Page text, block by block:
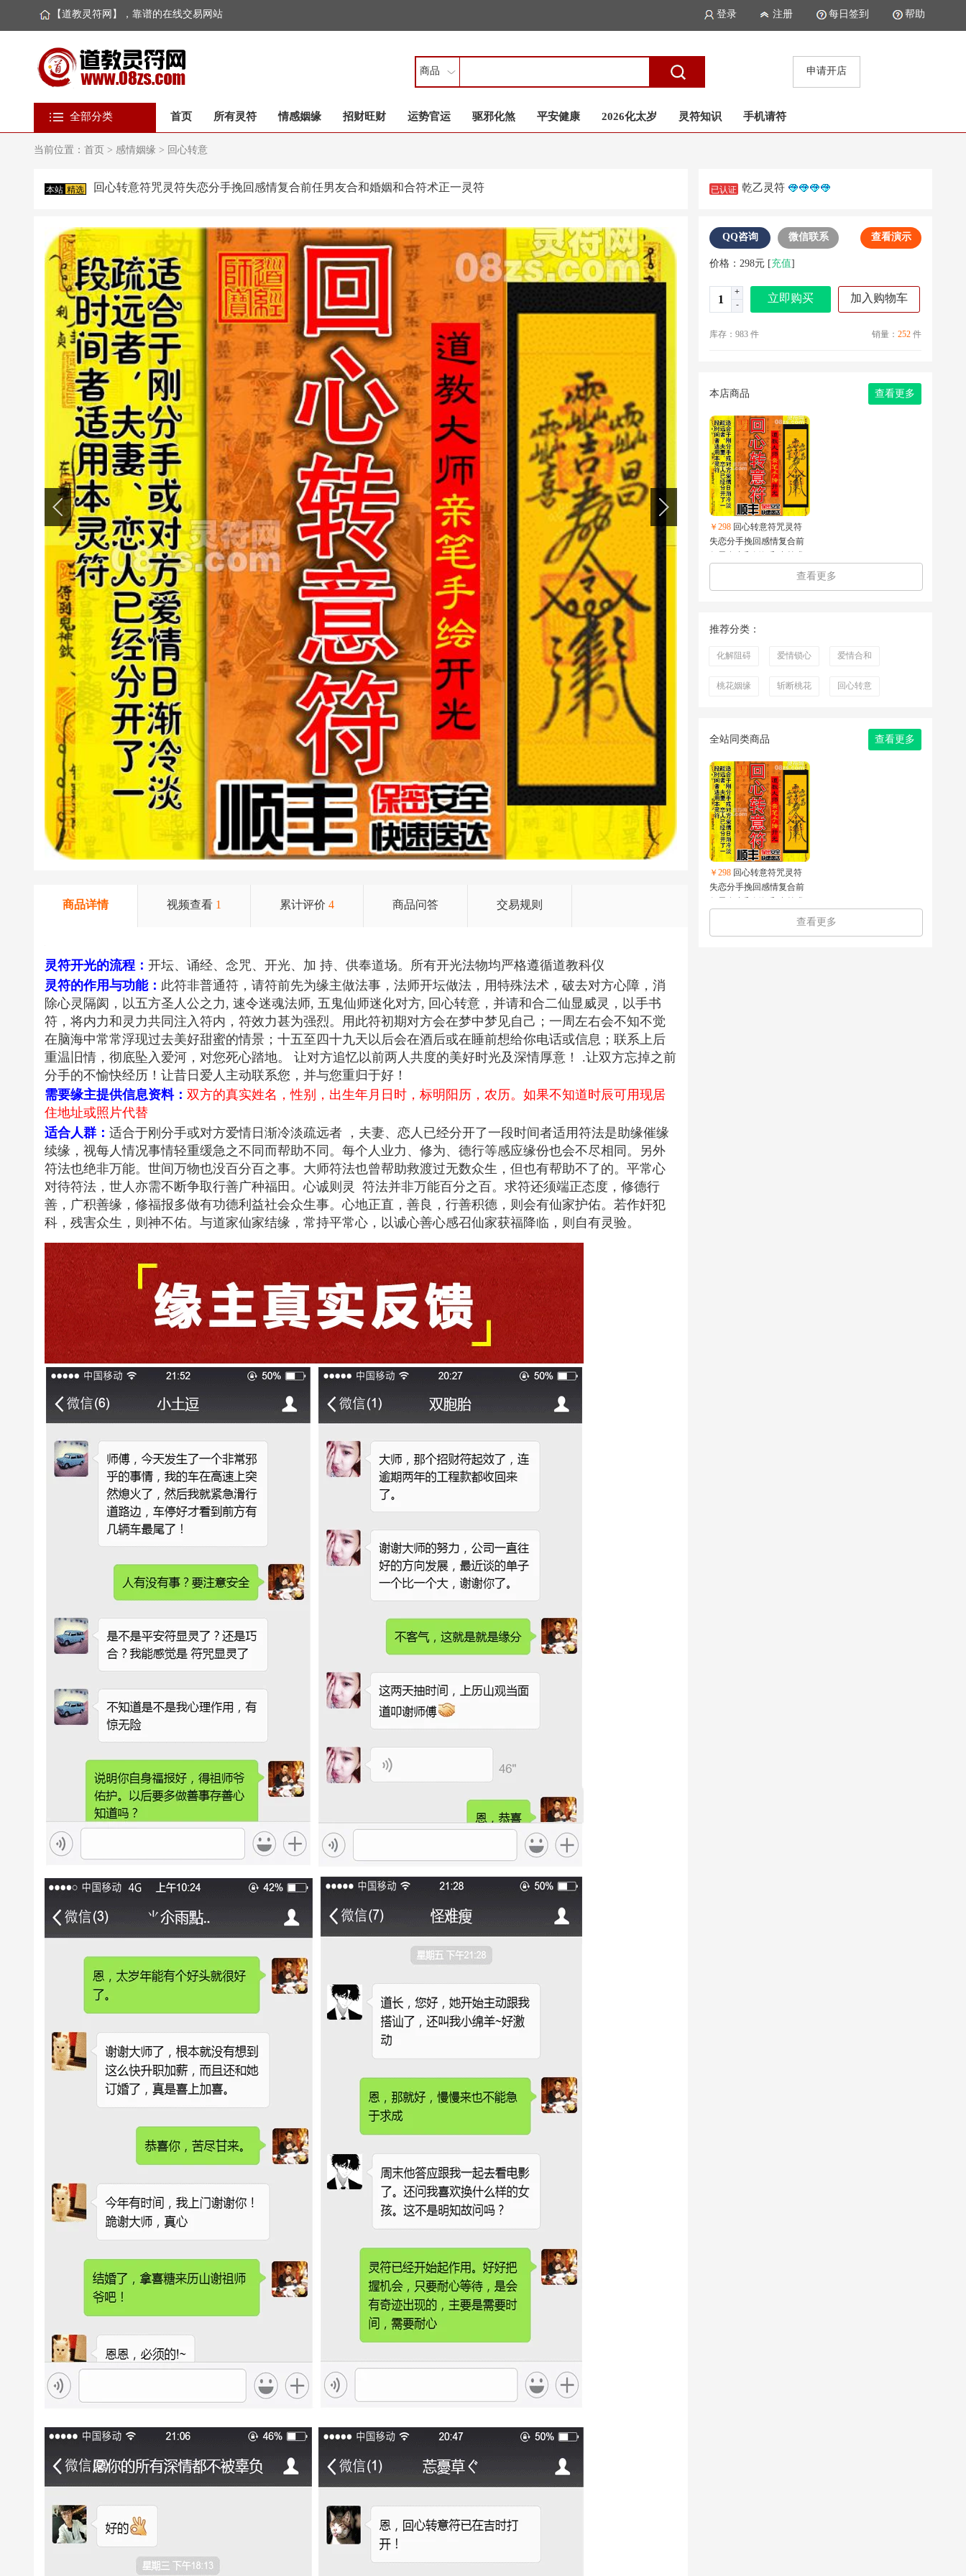
【道教灵符网】，靠谱的在线交易网站 帮助
每日签到
注册
登录
商品 申请开店
全部分类 首页 所有灵符 情感姻缘 招财旺财 运势官运 驱邪化煞 平安健康 2026化太岁 灵符知识 手机请符
当前位置： 首页 > 感情姻缘 > 回心转意
本站 精选 回心转意符咒灵符失恋分手挽回感情复合前任男友合和婚姻和合符术正一灵符 已认证 乾乙灵符
商品详情 视频查看 1 累计评价 4 商品问答 交易规则
灵符开光的流程： 开坛、诵经、念咒、开光、加 持、供奉道场。所有开光法物均严格遵循道教科仪
灵符的作用与功能： 此符非普通符，请符前先为缘主做法事，法师开坛做法，用特殊法术，破去对方心障，消
除心灵隔阂，以五方圣人公之力, 速令迷魂法师, 五鬼仙师迷化对方, 回心转意，并请和合二仙显威灵，以手书
符，将内力和灵力共同注入符内，符效力甚为强烈。用此符初期对方会在梦中梦见自己；一周左右会不知不觉
在脑海中常常浮现过去美好甜蜜的情景；十五至四十九天以后会在酒后或在睡前想给你电话或信息；联系上后
重温旧情，彻底坠入爱河，对您死心踏地。 让对方追忆以前两人共度的美好时光及深情厚意！ .让双方忘掉之前
分手的不愉快经历！让昔日爱人主动联系您，并与您重归于好！
需要缘主提供信息资料： 双方的真实姓名，性别，出生年月日时，标明阳历，农历。如果不知道时辰可用现居
住地址或照片代替
适合人群： 适合于刚分手或对方爱情日渐冷淡疏远者 ，夫妻、恋人已经分开了一段时间者适用符法是助缘催缘
续缘，视每人情况事情轻重缓急之不同而帮助不同。每个人业力、修为、德行等感应缘份也会不尽相同。另外
符法也绝非万能。世间万物也没百分百之事。大师符法也曾帮助救渡过无数众生，但也有帮助不了的。平常心
对待符法，世人亦需不断争取行善广种福田。心诚则灵 符法并非万能百分之百。求符还须端正态度，修德行
善，广积善缘，修福报多做有功德利益社会众生事。心地正直，善良，行善积德，则会有仙家护佑。若作奸犯
科，残害众生，则神不佑。与道家仙家结缘，常持平常心，以诚心善心感召仙家获福降临，则自有灵验。
QQ咨询 微信联系 查看演示
价格： 298元 [充值]
+
-
立即购买 加入购物车
库存： 983 件 销量： 252 件
本店商品 查看更多
￥298 回心转意符咒灵符
失恋分手挽回感情复合前
查看更多
推荐分类：
化解阻碍 爱情锁心 爱情合和
桃花姻缘 斩断桃花 回心转意
全站同类商品 查看更多
￥298 回心转意符咒灵符
失恋分手挽回感情复合前
查看更多